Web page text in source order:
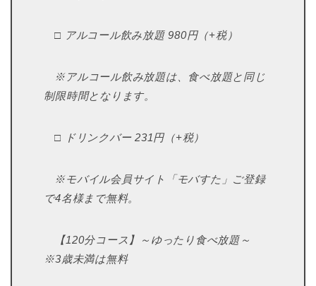
□ アルコール飲み放題 980円（+税）
※アルコール飲み放題は、食べ放題と同じ
制限時間となります。
□ ドリンクバー 231円（+税）
※モバイル会員サイト「モバすた」ご登録
で4名様まで無料。
【120分コース】～ゆったり食べ放題～
※3歳未満は無料